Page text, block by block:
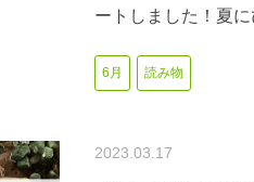
ートしました！夏
6月 読み物
2023.03.17